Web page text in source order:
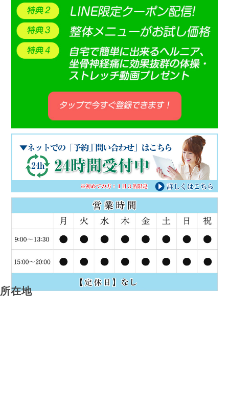
所在地